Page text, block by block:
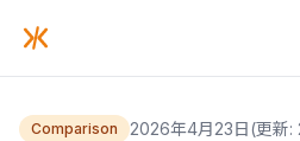
Comparison 2026年4月23日(更新